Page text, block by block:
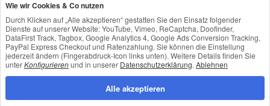
Datenschutzerklärung
*Alle Preise inkl. gesetzlicher USt., zzgl.Versand
© © Toneroffice.de
Powered by
JTL-Shop
Konzeption und Umsetzung durch
Wie wir Cookies & Co nutzen
Durch Klicken auf „Alle akzeptieren“ gestatten Sie den Einsatz folgender
Dienste auf unserer Website: YouTube, Vimeo, ReCaptcha, Doofinder,
DataFirst Track, Tagbox, Google Analytics 4, Google Ads Conversion Tracking,
PayPal Express Checkout und Ratenzahlung. Sie können die Einstellung
jederzeit ändern (Fingerabdruck-Icon links unten). Weitere Details finden Sie
unterKonfigurierenund in unserer Datenschutzerklärung. Ablehnen
Alle akzeptieren